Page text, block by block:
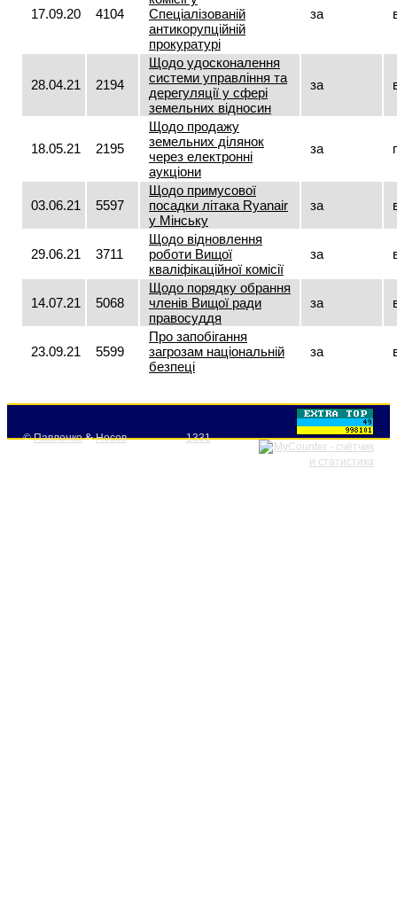
17.09.20 4104
Спеціалізованій
антикорупційній
прокуратурі
за
28.04.21 2194
Щодо удосконалення
системи управління та
дерегуляції у сфері
земельних відносин
за
18.05.21 2195
Щодо продажу
земельних ділянок
через електронні
аукціони
за
03.06.21 5597
Щодо примусової
посадки літака Ryаnair
у Мінську
за
29.06.21 3711
Щодо відновлення
роботи Вищої
кваліфікаційної комісії
за
14.07.21 5068
Щодо порядку обрання
членів Вищої ради
правосуддя
за
23.09.21 5599
Про запобігання
загрозам національній
безпеці
за
©Павленко&Носов 1331